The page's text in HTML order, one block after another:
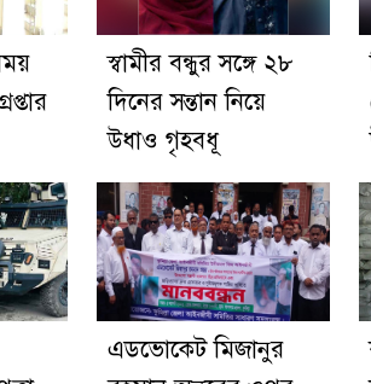
স্বামীর বন্ধুর সঙ্গে ২৮
দিনের সন্তান নিয়ে
উধাও গৃহবধূ
এডভোকেট মিজানুর